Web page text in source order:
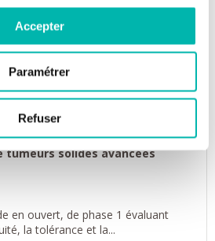
Accepter
Paramétrer
Refuser
investigateur
CASTILLA-LLORENTE
VOIR L'ESSAI
CSET 3988
tumeurs solides avancées
en ouvert, de phase 1 évaluant
la tolérance et la...